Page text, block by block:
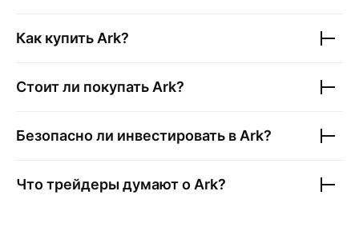
Как купить Ark?
Стоит ли покупать Ark?
Безопасно ли инвестировать в Ark?
Что трейдеры думают о Ark?